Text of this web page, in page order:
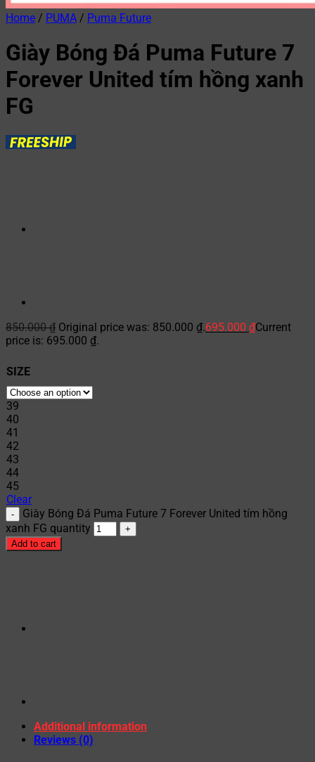
Home / PUMA / Puma Future
Giày Bóng Đá Puma Future 7
Forever United tím hồng xanh
FG
850.000₫ Original price was: 850.000 ₫.695.000 ₫Current
price is: 695.000 ₫.
SIZE
39
40
41
42
43
44
45
Clear
Giày Bóng Đá Puma Future 7 Forever United tím hồng
xanh FG quantity
Add to cart
Additional information
Reviews (0)